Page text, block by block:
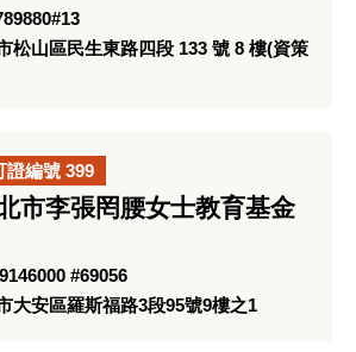
松山區民生東路四段 133 號 8 樓(資策
證編號 399
市李張罔腰女士教育基金
#69056
大安區羅斯福路3段95號9樓之1